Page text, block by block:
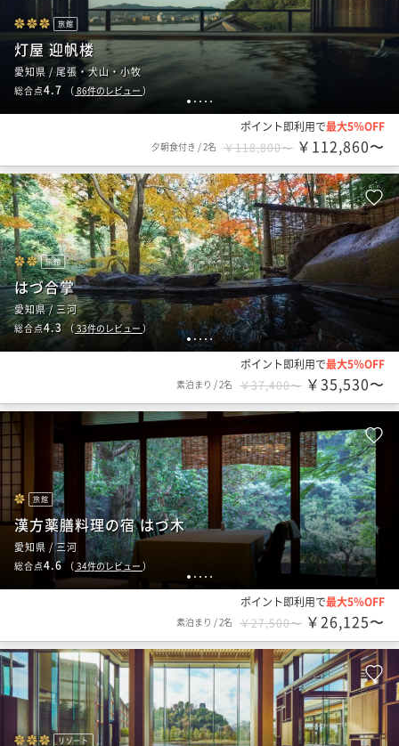
1 2 3 4 5
旅館
灯屋 迎帆楼
愛知県 / 尾張・犬山・小牧
総合点4.7 （ 86件のレビュー ）
ポイント即利用で最大5％OFF
夕朝食付き /2名 ￥118,800〜 ￥112,860〜
1 2 345
旅館
はづ合掌
愛知県 / 三河
総合点4.3（ 33件のレビュー ）
ポイント即利用で最大5％OFF
素泊まり /2名 ￥37,400〜 ￥35,530〜
1 2 3 4 5
旅館
漢方薬膳料理の宿 はづ木
愛知県 / 三河
総合点4.6（ 34件のレビュー ）
ポイント即利用で最大5％OFF
素泊まり /2名 ￥27,500〜 ￥26,125〜
リゾート